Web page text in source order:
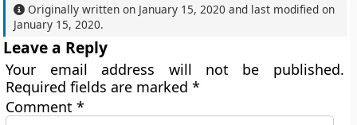
Originally written on January 15, 2020 and last modified on
January 15, 2020.
Leave a Reply
Your email address will not be published.
Required fields are marked*
Comment*